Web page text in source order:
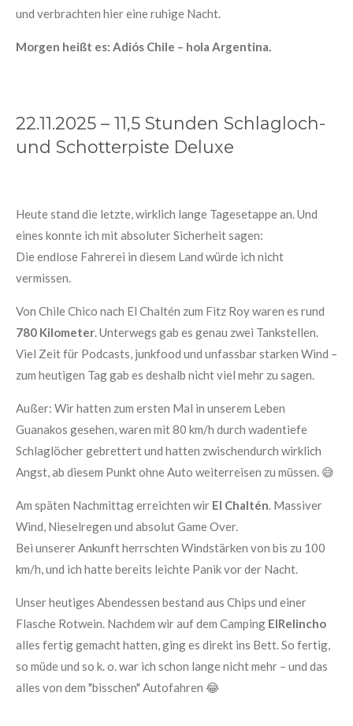
und verbrachten hier eine ruhige Nacht.
Morgen heißt es: Adiós Chile – hola Argentina.
22.11.2025 – 11,5 Stunden Schlagloch-
und Schotterpiste Deluxe
Heute stand die letzte, wirklich lange Tagesetappe an. Und
eines konnte ich mit absoluter Sicherheit sagen:
Die endlose Fahrerei in diesem Land würde ich nicht
vermissen.
Von Chile Chico nach El Chaltén zum Fitz Roy waren es rund
780 Kilometer. Unterwegs gab es genau zwei Tankstellen.
Viel Zeit für Podcasts, junkfood und unfassbar starken Wind –
zum heutigen Tag gab es deshalb nicht viel mehr zu sagen.
Außer: Wir hatten zum ersten Mal in unserem Leben
Guanakos gesehen, waren mit 80 km/h durch wadentiefe
Schlaglöcher gebrettert und hatten zwischendurch wirklich
Angst, ab diesem Punkt ohne Auto weiterreisen zu müssen. 😅
Am späten Nachmittag erreichten wir El Chaltén. Massiver
Wind, Nieselregen und absolut Game Over.
Bei unserer Ankunft herrschten Windstärken von bis zu 100
km/h, und ich hatte bereits leichte Panik vor der Nacht.
Unser heutiges Abendessen bestand aus Chips und einer
Flasche Rotwein. Nachdem wir auf dem Camping ElRelincho
alles fertig gemacht hatten, ging es direkt ins Bett. So fertig,
so müde und so k. o. war ich schon lange nicht mehr – und das
alles von dem "bisschen" Autofahren 😂